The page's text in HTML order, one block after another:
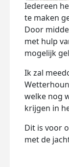
Iedereen
te maken
Door
met hulp
mogelijk
Ik zal
welke nog
krijgen in
Dit is voor
met de